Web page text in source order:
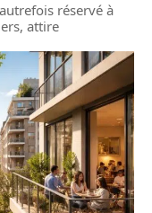
réservé à
attire